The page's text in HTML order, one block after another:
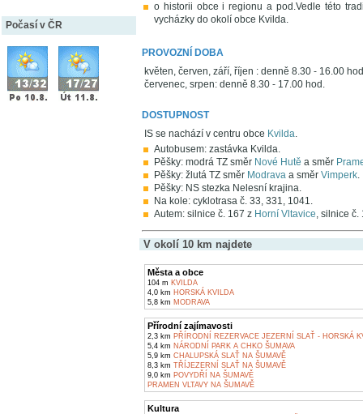
Počasí v ČR
o historii obce i regionu a pod.Vedle této
vycházky do okolí obce Kvilda.
PROVOZNÍ DOBA
květen, červen, září, říjen : denně 8.30 - 16.00
červenec, srpen: denně 8.30 - 17.00 hod.
DOSTUPNOST
IS se nachází v centru obce Kvilda.
Autobusem: zastávka Kvilda.
Pěšky: modrá TZ směr Nové Hutě a směr
Pěšky: žlutá TZ směr Modrava a směr Vimperk.
Pěšky: NS stezka Nelesní krajina.
Na kole: cyklotrasa č. 33, 331, 1041.
Autem: silnice č. 167 z Horní Vltavice, silnice č.
V okolí 10 km najdete
Města a obce
104 m KVILDA
4,0 km HORSKÁ KVILDA
5,8 km MODRAVA
Přírodní zajímavosti
2,3 km PŘÍRODNÍ REZERVACE JEZERNÍ SLAŤ - HORSKÁ
5,4 km NÁRODNÍ PARK A CHKO ŠUMAVA
5,9 km CHALUPSKÁ SLAŤ NA ŠUMAVĚ
8,3 km TŘÍJEZERNÍ SLAŤ NA ŠUMAVĚ
9,0 km POVYDŘÍ NA ŠUMAVĚ
PRAMEN VLTAVY NA ŠUMAVĚ
Kultura